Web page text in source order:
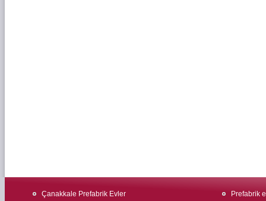
Çanakkale Prefabrik Evler
Prefabrik